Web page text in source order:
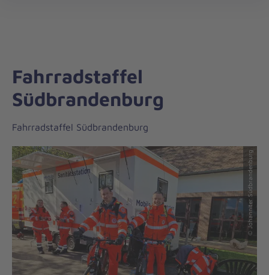
Fahrradstaffel
Südbrandenburg
Fahrradstaffel Südbrandenburg
© Johanniter Südbrandenburg